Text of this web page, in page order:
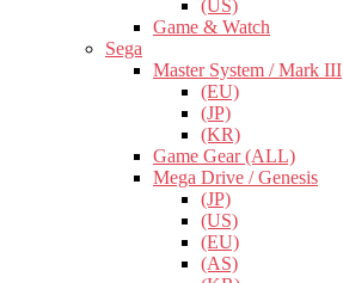
(US)
Game & Watch
Sega
Master System / Mark III
(EU)
(JP)
(KR)
Game Gear (ALL)
Mega Drive / Genesis
(JP)
(US)
(EU)
(AS)